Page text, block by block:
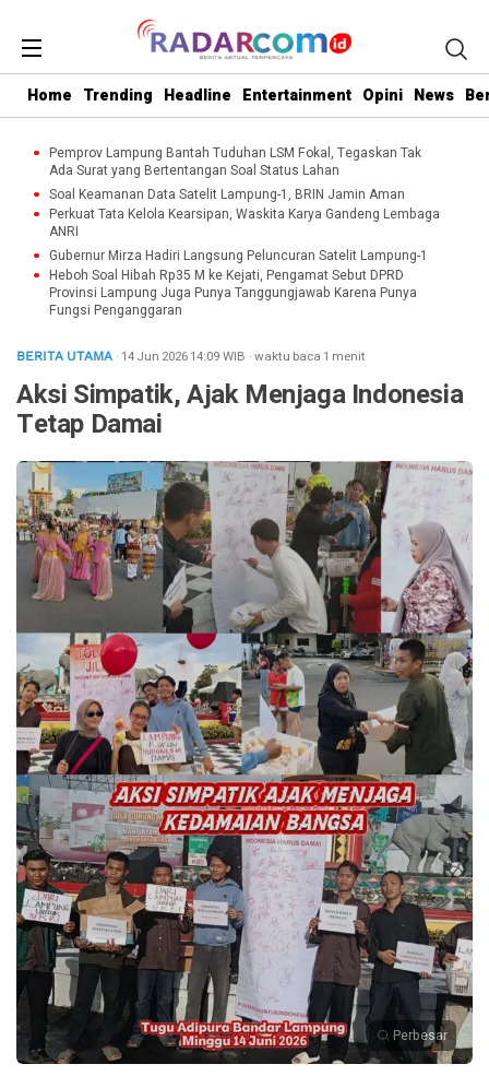
Home Trending Headline Entertainment Opini News
Pemprov Lampung Bantah Tuduhan LSM Fokal, Tegaskan Tak
Ada Surat yang Bertentangan Soal Status Lahan
Soal Keamanan Data Satelit Lampung-1, BRIN Jamin Aman
Perkuat Tata Kelola Kearsipan, Waskita Karya Gandeng Lembaga
ANRI
Gubernur Mirza Hadiri Langsung Peluncuran Satelit Lampung-1
Heboh Soal Hibah Rp35 M ke Kejati, Pengamat Sebut DPRD
Provinsi Lampung Juga Punya Tanggungjawab Karena Punya
Fungsi Penganggaran
BERITA UTAMA · 14 Jun 202614:09WIB ·waktu baca 1 menit
Aksi Simpatik, Ajak Menjaga Indonesia
Tetap Damai
Perbesar